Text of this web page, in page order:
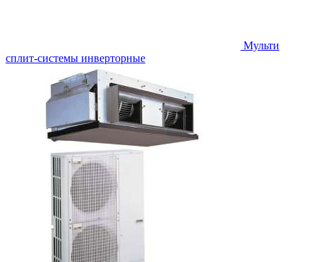
Мульти
сплит-системы инверторные